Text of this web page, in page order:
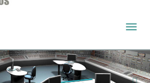
Toggle